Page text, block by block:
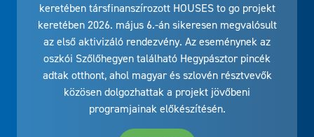
keretében társfinanszírozott HOUSES to go projekt
keretében 2026. május 6.-án sikeresen megvalósult
az első aktivizáló rendezvény. Az eseménynek az
oszkói Szőlőhegyen található Hegypásztor pincék
adtak otthont, ahol magyar és szlovén résztvevők
közösen dolgozhattak a projekt jövőbeni
programjainak előkészítésén.